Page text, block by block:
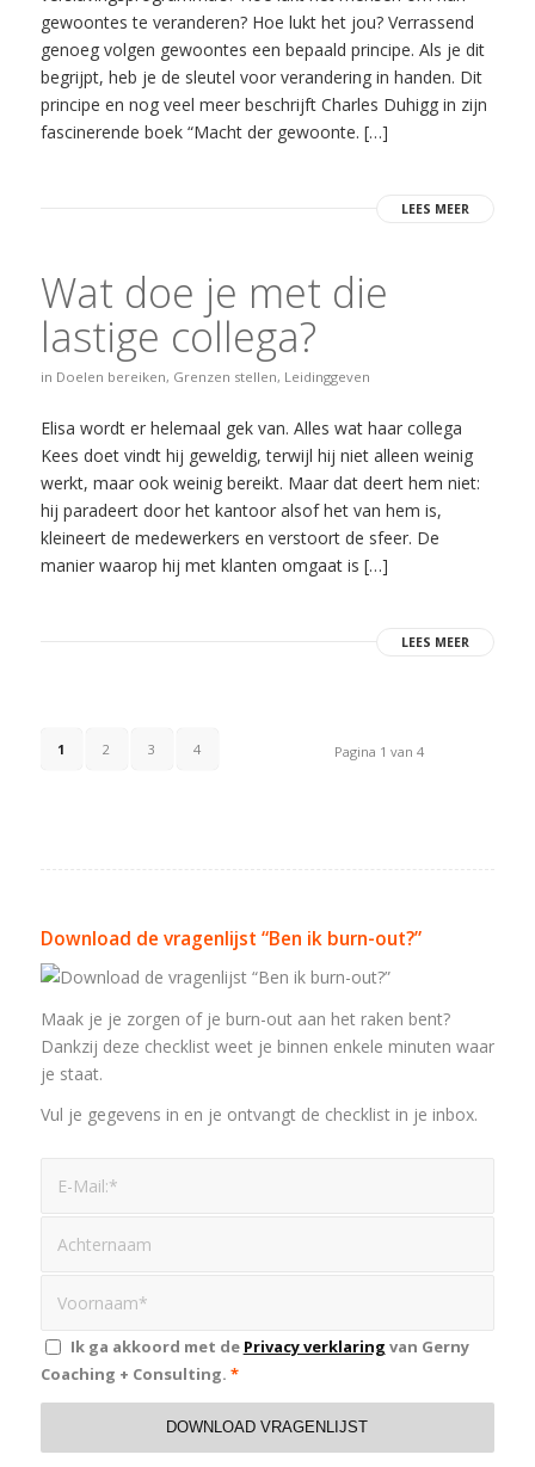
gewoontes te veranderen? Hoe lukt het jou? Verrassend
genoeg volgen gewoontes een bepaald principe. Als je dit
begrijpt, heb je de sleutel voor verandering in handen. Dit
principe en nog veel meer beschrijft Charles Duhigg in zijn
fascinerende boek “Macht der gewoonte. […]
LEES MEER
Wat doe je met die
lastige collega?
in Doelen bereiken, Grenzen stellen, Leidinggeven
Elisa wordt er helemaal gek van. Alles wat haar collega
Kees doet vindt hij geweldig, terwijl hij niet alleen weinig
werkt, maar ook weinig bereikt. Maar dat deert hem niet:
hij paradeert door het kantoor alsof het van hem is,
kleineert de medewerkers en verstoort de sfeer. De
manier waarop hij met klanten omgaat is […]
LEES MEER
Pagina 1 van 4
1 2 3 4
Download de vragenlijst “Ben ik burn-out?”
Maak je je zorgen of je burn-out aan het raken bent?
Dankzij deze checklist weet je binnen enkele minuten waar
je staat.
Vul je gegevens in en je ontvangt de checklist in je inbox.
Ik ga akkoord met de Privacy verklaring van Gerny
Coaching + Consulting. *